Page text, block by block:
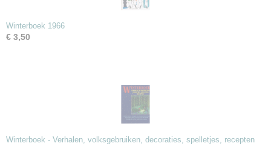
Winterboek 1966
€ 3,50
Winterboek - Verhalen, volksgebruiken, decoraties, spelletjes, recepten